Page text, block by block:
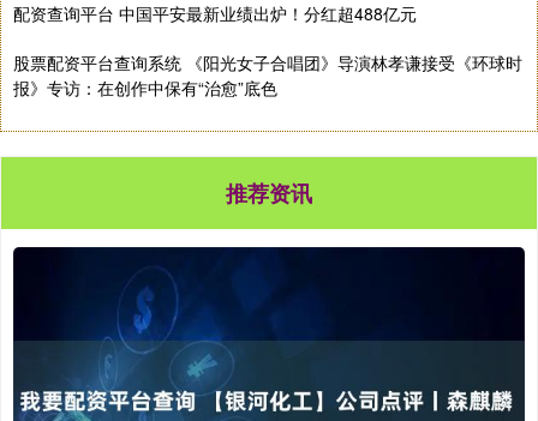
配资查询平台 中国平安最新业绩出炉！分红超488亿元
股票配资平台查询系统 《阳光女子合唱团》导演林孝谦接受《环球时
报》专访：在创作中保有“治愈”底色
推荐资讯